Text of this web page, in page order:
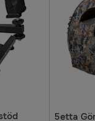
5etta